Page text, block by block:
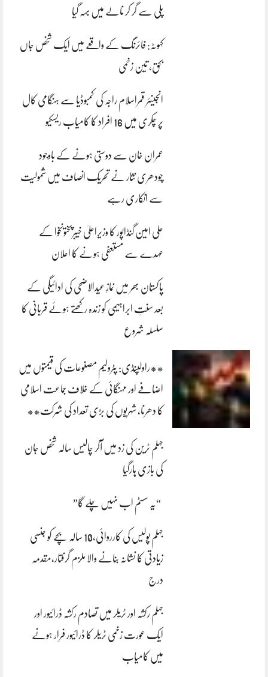
پلی سے گر کر نالے میں بہہ گیا
کہوٹہ: فائرنگ کے واقعے میں ایک شخص جاں
بحق، تین زخمی
انجینئر قمراسلام راجہ کی کمبوڈیا سے ہنگامی کال
پر چکری میں 16 افراد کا کامیاب ریسکیو
عمران خان سے دوستی ہونے کے باوجود
چودھری نثار نے تحریک انصاف میں شمولیت
سے انکاری رہے
علی امین گنڈاپور کا وزیراعلیٰ خیبرپختونخوا کے
عہدے سے مستعفی ہونے کا اعلان
پاکستان بھر میں نمازِ عیدالاضحی کی ادائیگی کے
بعد سنتِ ابراہیمی کو زندہ رکھتے ہوئے قربانی کا
سلسلہ شروع
**راولپنڈی: پٹرولیم مصنوعات کی قیمتوں میں
اضافے اور مہنگائی کے خلاف جماعت اسلامی
کا دھرنا، شہریوں کی بڑی تعداد کی شرکت**
جہلم ٹرین کی زد میں آکر چالیس سالہ شخص جان
کی بازی ہارگیا
“یہ سسٹم اب نہیں چلے گا”
جہلم پولیس کی کارروائی،10 سالہ بچے کو جنسی
زیادتی کا نشانہ بنانے والا ملزم گرفتار،مقدمہ
درج
جہلم رکشہ اور ٹریلر میں تصادم رکشہ ڈرائیور اور
ایک عورت زخمی ٹریلر کا ڈرائیور فرار ہونے
میں کامیاب